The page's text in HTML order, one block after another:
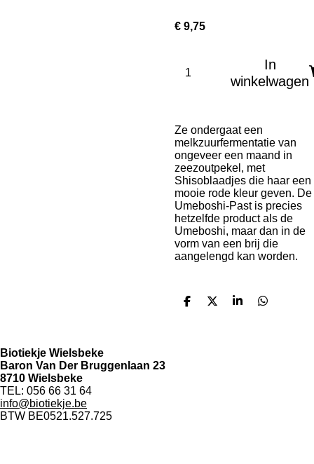
€ 9,75
In
winkelwagen
Ze ondergaat een
melkzuurfermentatie van
ongeveer een maand in
zeezoutpekel, met
Shisoblaadjes die haar een
mooie rode kleur geven. De
Umeboshi-Past is precies
hetzelfde product als de
Umeboshi, maar dan in de
vorm van een brij die
aangelengd kan worden.
D
D
S
D
Biotiekje Wielsbeke
Baron Van Der Bruggenlaan 23
8710 Wielsbeke
TEL: 056 66 31 64
info@biotiekje.be
BTW BE0521.527.725